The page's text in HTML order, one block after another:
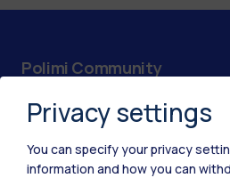
Polimi Community
Residenze
Privacy settings
You can specify your privacy
information and how you can